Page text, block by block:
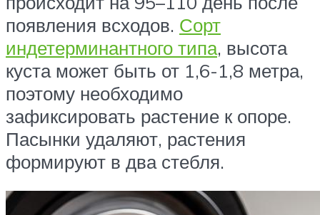
появления всходов. Сорт
индетерминантного типа, высота
куста может быть от 1,6-1,8 метра,
поэтому необходимо
зафиксировать растение к опоре.
Пасынки удаляют, растения
формируют в два стебля.